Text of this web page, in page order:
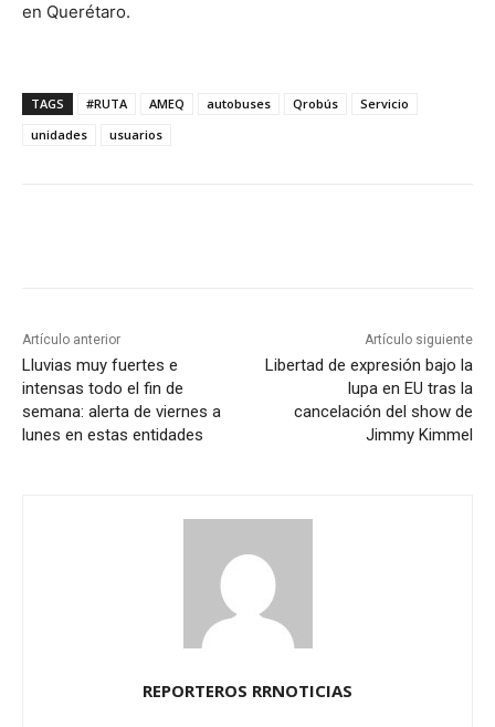
en Querétaro.
TAGS #RUTA AMEQ autobuses Qrobús
Servicio
unidades
usuarios
Artículo anterior
Lluvias muy fuertes e
intensas todo el fin de
semana: alerta de viernes a
lunes en estas entidades
Artículo siguiente
Libertad de expresión bajo la
lupa en EU tras la
cancelación del show de
Jimmy Kimmel
REPORTEROS RRNOTICIAS